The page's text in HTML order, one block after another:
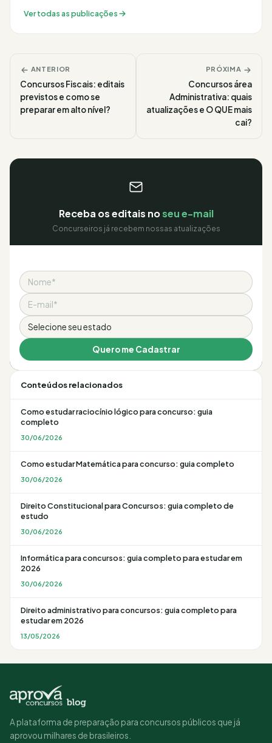
Ver todas as publicações
ANTERIOR
Concursos Fiscais: editais
previstos e como se
preparar em alto nível?
PRÓXIMA
Concursos área
Administrativa: quais
atualizações e O QUE mais
cai?
Receba os editais noseu e-mail
Concurseiros já recebem nossas atualizações
Nome
Email
Estado
Quero me Cadastrar
Conteúdos relacionados
Como estudar raciocínio lógico para concurso: guia
completo
30/06/2026
Como estudar Matemática para concurso: guia completo
30/06/2026
Direito Constitucional para Concursos: guia completo de
estudo
30/06/2026
Informática para concursos: guia completo para estudar em
2026
30/06/2026
Direito administrativo para concursos: guia completo para
estudar em 2026
13/05/2026
A plataforma de preparação para concursos públicos que já
aprovou milhares de brasileiros.